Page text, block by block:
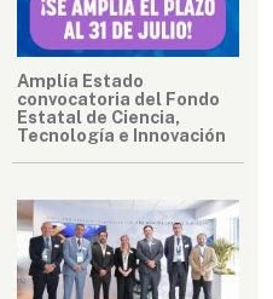
Amplía Estado
convocatoria del Fondo
Estatal de Ciencia,
Tecnología e Innovación